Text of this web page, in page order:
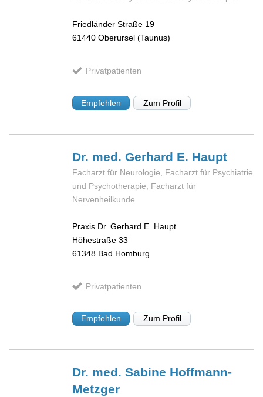
Friedländer Straße 19
61440 Oberursel (Taunus)
Privatpatienten
Empfehlen Zum Profil
Dr. med. Gerhard E. Haupt
Facharzt für Neurologie, Facharzt für Psychiatrie
und Psychotherapie, Facharzt für
Nervenheilkunde
Praxis Dr. Gerhard E. Haupt
Höhestraße 33
61348 Bad Homburg
Privatpatienten
Empfehlen Zum Profil
Dr. med. Sabine Hoffmann-
Metzger